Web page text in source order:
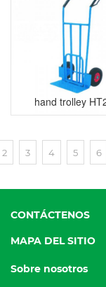
hand trolley
2 3 4 5 6
CONTÁCTENOS
MAPA DEL SITIO
Sobre nosotros